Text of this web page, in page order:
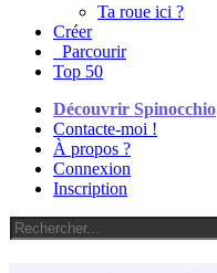
Ta roue ici ?
Créer
Parcourir
Top 50
Découvrir Spinocchio
Contacte-moi !
À propos ?
Connexion
Inscription